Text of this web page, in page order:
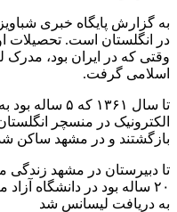
در انگلستان است. تحصیلات
وقتی که در ایران بود، مدرک
اسلامی گرفت.
تا سال ۱۳۶۱
الکترونیک در منسچر
بازگشتند و در مشهد ساکن
۲۰ ساله بود در دانشگاه
به دریافت لیسانس شد